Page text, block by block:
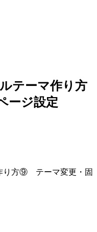
テーマ作り方
ージ設定